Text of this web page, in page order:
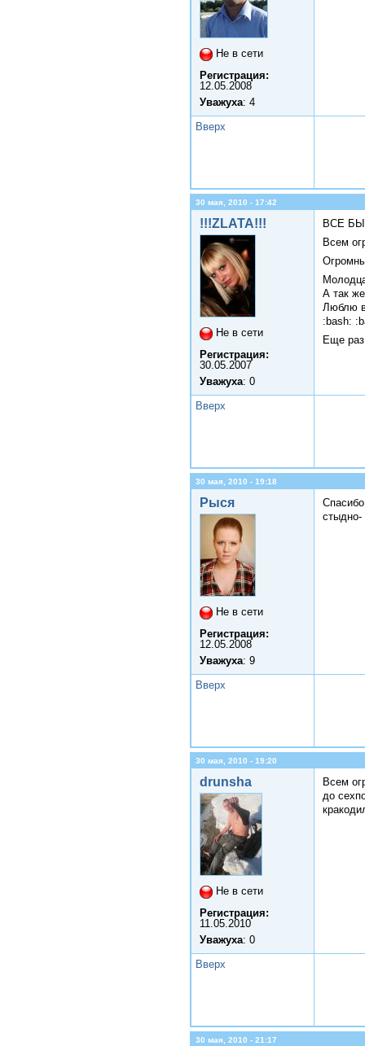
Не в сети
Регистрация:
12.05.2008
Уважуха: 4
Вверх
30 мая, 2010 - 17:42
!!!ZLATA!!!
Не в сети
Регистрация:
30.05.2007
Уважуха: 0
ВСЕ
Всем
А так
Люблю
:bash:
Еще
Вверх
30 мая, 2010 - 19:18
Рыся
Не в сети
Регистрация:
12.05.2008
Уважуха: 9
стыдно-
Вверх
30 мая, 2010 - 19:20
drunsha
Не в сети
Регистрация:
11.05.2010
Уважуха: 0
Всем
до
Вверх
30 мая, 2010 - 21:17